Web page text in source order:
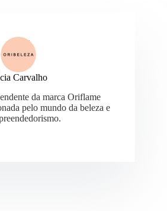
Carvalho
da marca Oriflame
pelo mundo da beleza e